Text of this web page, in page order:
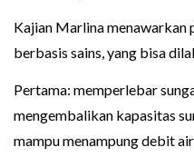
Kajian Marlina menawarkan
berbasis sains, yang bisa
Pertama: memperlebar
mengembalikan kapasitas
mampu menampung debit